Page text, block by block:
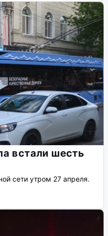
встали шесть
сети утром 27 апреля.